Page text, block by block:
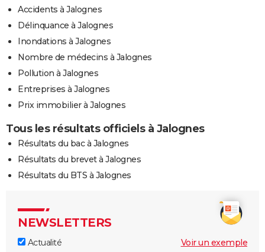
Accidents à Jalognes
Délinquance à Jalognes
Inondations à Jalognes
Nombre de médecins à Jalognes
Pollution à Jalognes
Entreprises à Jalognes
Prix immobilier à Jalognes
Tous les résultats officiels à Jalognes
Résultats du bac à Jalognes
Résultats du brevet à Jalognes
Résultats du BTS à Jalognes
NEWSLETTERS
Actualité
Voir un exemple